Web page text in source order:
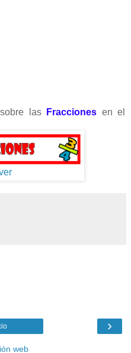
las Fracciones en el
›
web